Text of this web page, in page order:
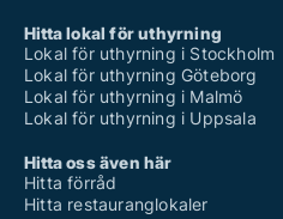
Hitta lokal för uthyrning
Lokal för uthyrning i Stockholm
Lokal för uthyrning Göteborg
Lokal för uthyrning i Malmö
Lokal för uthyrning i Uppsala
Hitta oss även här
Hitta förråd
Hitta restauranglokaler